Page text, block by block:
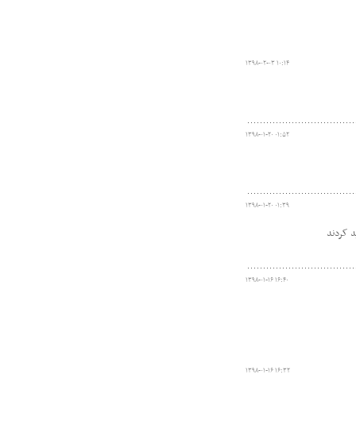
۱۳۹۸-۰۲-۰۳ ۱۰:۱۴
۱۳۹۸-۰۱-۲۰ ۰۱:۵۲
۱۳۹۸-۰۱-۲۰ ۰۱:۳۹
کردند
۱۳۹۸-۰۱-۱۶ ۱۶:۴۰
۱۳۹۸-۰۱-۱۶ ۱۶:۳۲